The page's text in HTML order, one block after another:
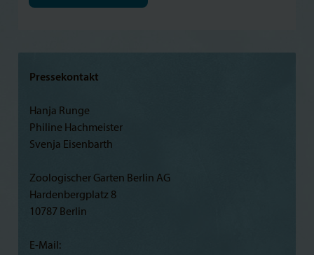
Pressekontakt
Hanja Runge
Philine Hachmeister
Svenja Eisenbarth
Zoologischer Garten Berlin AG
Hardenbergplatz 8
10787 Berlin
E-Mail: